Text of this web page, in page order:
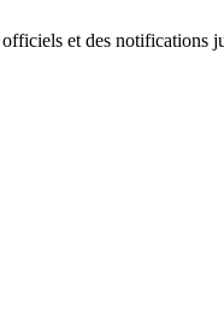
et des notifications